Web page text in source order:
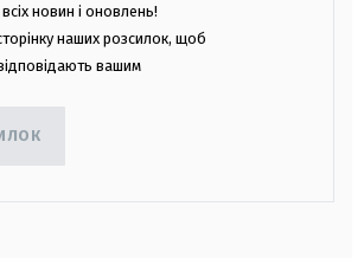
новин і оновлень!
наших розсилок, щоб
вашим